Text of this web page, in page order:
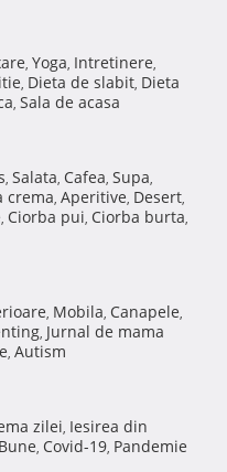
, Yoga, Intretinere,
, Dieta de slabit, Dieta
, Sala de acasa
, Salata, Cafea, Supa,
crema, Aperitive, Desert,
, Ciorba pui, Ciorba burta,
, Mobila, Canapele,
, Jurnal de mama
, Autism
zilei, Iesirea din
, Covid-19, Pandemie